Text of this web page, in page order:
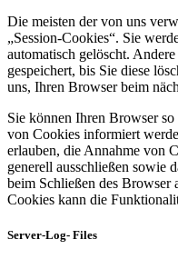
Die meisten der von uns
„Session-Cookies“. Sie
automatisch gelöscht.
gespeichert, bis Sie diese
uns, Ihren Browser beim
Sie können Ihren Browser so
von Cookies informiert
erlauben, die Annahme von
generell ausschließen sowie
beim Schließen des
Cookies kann die
Server-Log- Files